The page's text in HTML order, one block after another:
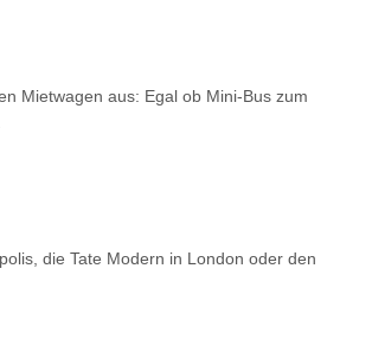
Mietwagen aus: Egal ob Mini-Bus zum
die Tate Modern in London oder den